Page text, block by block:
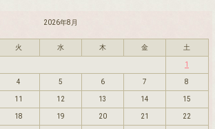
2026年8月
火 水 木 金 土
1
4 5 6 7 8
11 12 13 14 15
18 19 20 21 22